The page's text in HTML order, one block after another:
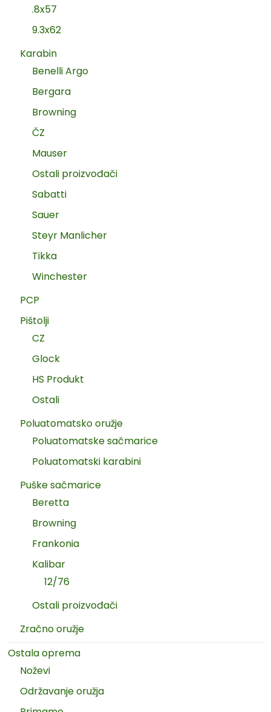
.8x57
9.3x62
Karabin
Benelli Argo
Bergara
Browning
ČZ
Mauser
Ostali proizvođači
Sabatti
Sauer
Steyr Manlicher
Tikka
Winchester
PCP
Pištolji
CZ
Glock
HS Produkt
Ostali
Poluatomatsko oružje
Poluatomatske sačmarice
Poluatomatski karabini
Puške sačmarice
Beretta
Browning
Frankonia
Kalibar
12/76
Ostali proizvođači
Zračno oružje
Ostala oprema
Noževi
Održavanje oružja